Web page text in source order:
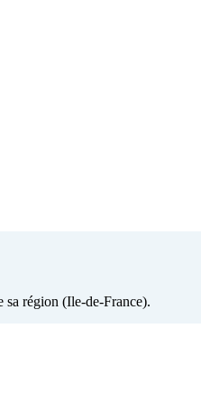
sa région (Ile-de-France).